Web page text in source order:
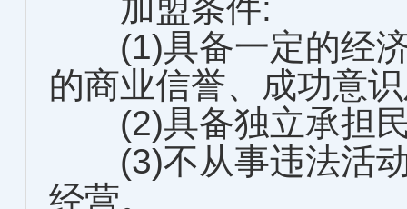
加盟条件:
(1)具备一定的经济
的商业信誉、成功意
(2)具备独立承担民
(3)不从事违法活动
经营。